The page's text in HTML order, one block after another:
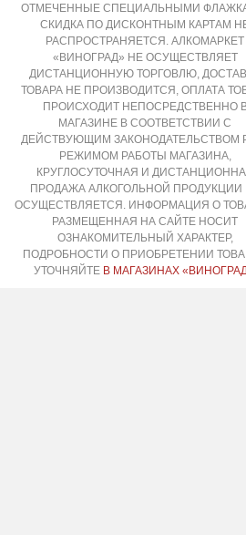
ОТМЕЧЕННЫЕ СПЕЦИАЛЬНЫМИ
СКИДКА ПО ДИСКОНТНЫМ КАРТАМ
РАСПРОСТРАНЯЕТСЯ. АЛКОМАРКЕТ
«ВИНОГРАД» НЕ ОСУЩЕСТВЛЯЕТ
ДИСТАНЦИОННУЮ ТОРГОВЛЮ,
ТОВАРА НЕ ПРОИЗВОДИТСЯ, ОПЛАТА
ПРОИСХОДИТ НЕПОСРЕДСТВЕННО
МАГАЗИНЕ В СООТВЕТСТВИИ С
ДЕЙСТВУЮЩИМ ЗАКОНОДАТЕЛЬСТВОМ
РЕЖИМОМ РАБОТЫ МАГАЗИНА,
КРУГЛОСУТОЧНАЯ И
ПРОДАЖА АЛКОГОЛЬНОЙ ПРОДУКЦИИ
ОСУЩЕСТВЛЯЕТСЯ. ИНФОРМАЦИЯ О
РАЗМЕЩЕННАЯ НА САЙТЕ НОСИТ
ОЗНАКОМИТЕЛЬНЫЙ ХАРАКТЕР,
ПОДРОБНОСТИ О ПРИОБРЕТЕНИИ
УТОЧНЯЙТЕ В МАГАЗИНАХ